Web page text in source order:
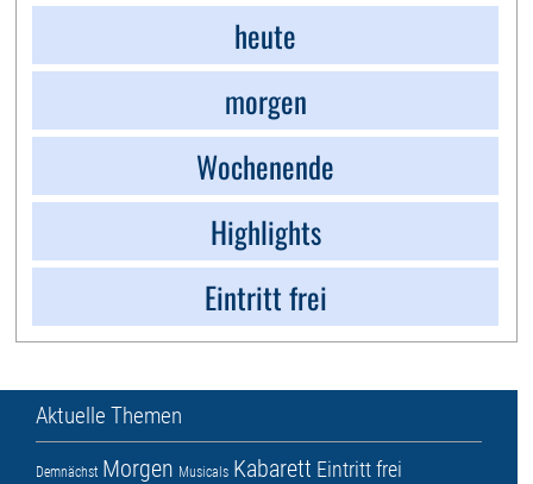
heute
morgen
Wochenende
Highlights
Eintritt frei
Aktuelle Themen
Demnächst Morgen Musicals Kabarett Eintritt frei